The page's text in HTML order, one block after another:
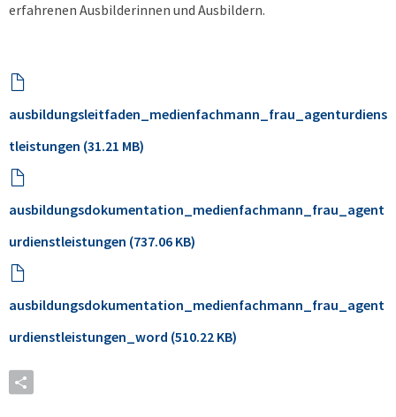
erfahrenen Ausbilderinnen und Ausbildern.
ausbildungsleitfaden_medienfachmann_frau_agenturdiens
tleistungen (31.21 MB)
ausbildungsdokumentation_medienfachmann_frau_agent
urdienstleistungen (737.06 KB)
ausbildungsdokumentation_medienfachmann_frau_agent
urdienstleistungen_word (510.22 KB)